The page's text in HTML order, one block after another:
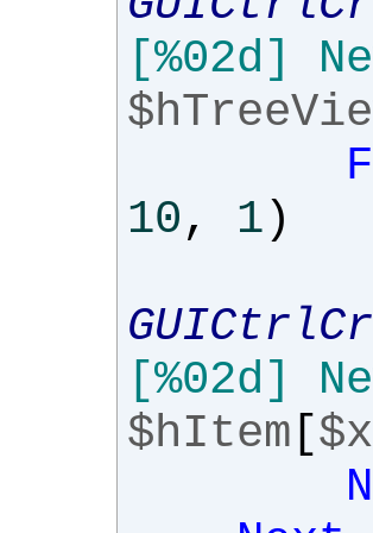
[%02d]
10, 1)
[%02d]
$hItem [$x